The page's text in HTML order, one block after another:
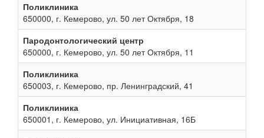
Поликлиника
650000, г. Кемерово, ул. 50 лет Октября, 18
Пародонтологический центр
650000, г. Кемерово, ул. 50 лет Октября, 11
Поликлиника
650003, г. Кемерово, пр. Ленинградский, 41
Поликлиника
650001, г. Кемерово, ул. Инициативная, 16Б